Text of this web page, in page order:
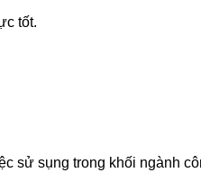
tốt.
sử sụng trong khối ngành